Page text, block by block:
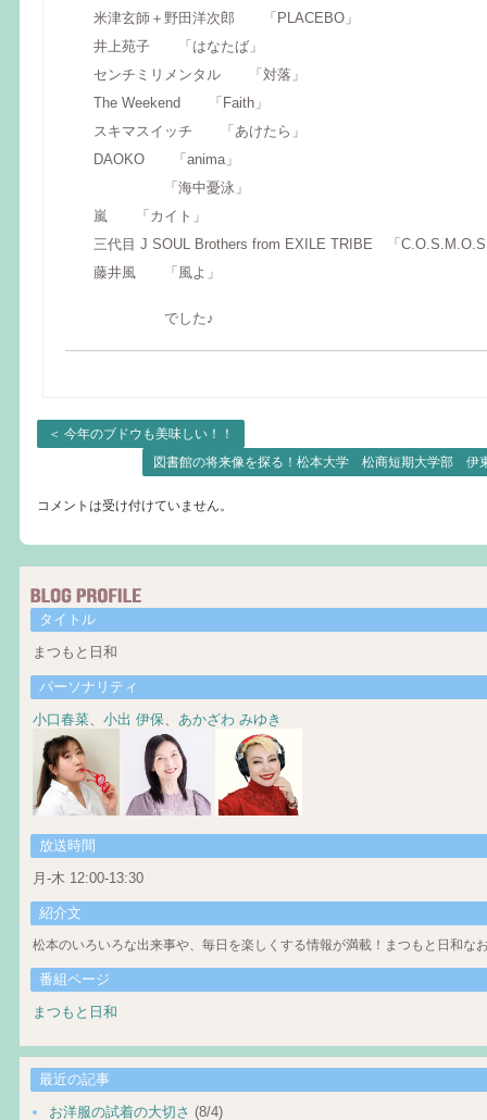
米津玄師＋野田洋次郎 「PLACEBO」
井上苑子 「はなたば」
センチミリメンタル 「対落」
The Weekend 「Faith」
スキマスイッチ 「あけたら」
DAOKO 「anima」
「海中憂泳」
嵐 「カイト」
三代目 J SOUL Brothers from EXILE TRIBE 「C.O.S.M.O.S
藤井風 「風よ」
でした♪
＜ 今年のブドウも美味しい！！
図書館の将来像を探る！松本大学 松商短期大学部 伊
コメントは受け付けていません。
タイトル
まつもと日和
パーソナリティ
小口春菜
小出 伊保 あかざわ みゆき
放送時間
月-木 12:00-13:30
紹介文
松本のいろいろな出来事や、毎日を楽しくする情報が満載！まつもと日和な
番組ページ
まつもと日和
最近の記事
お洋服の試着の大切さ (8/4)